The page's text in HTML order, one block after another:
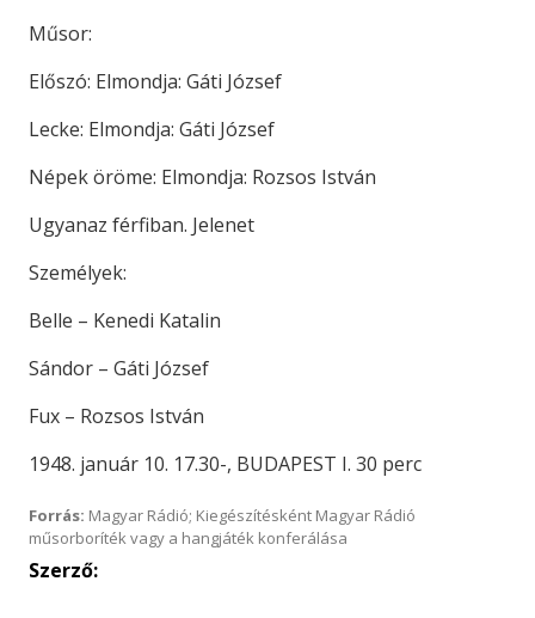
Műsor:
Előszó: Elmondja: Gáti József
Lecke: Elmondja: Gáti József
Népek öröme: Elmondja: Rozsos István
Ugyanaz férfiban. Jelenet
Személyek:
Belle – Kenedi Katalin
Sándor – Gáti József
Fux – Rozsos István
1948. január 10. 17.30-, BUDAPEST I. 30 perc
Forrás: Magyar Rádió; Kiegészítésként Magyar Rádió
műsorboríték vagy a hangjáték konferálása
Szerző: